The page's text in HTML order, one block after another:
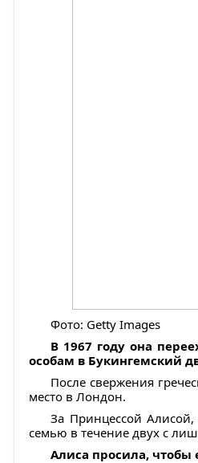
Фото: Getty Images
В 1967 году она
особам в Букингемский
После свержения
место в Лондон.
За Принцессой
семью в течение двух с
Алиса просила,